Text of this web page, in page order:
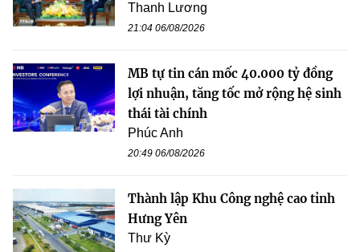
Thanh Lương
21:04 06/08/2026
MB tự tin cán mốc 40.000 tỷ đồng
lợi nhuận, tăng tốc mở rộng hệ sinh
thái tài chính
Phúc Anh
20:49 06/08/2026
Thành lập Khu Công nghệ cao tỉnh
Hưng Yên
Thư Kỳ